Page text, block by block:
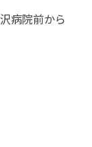
病院前から